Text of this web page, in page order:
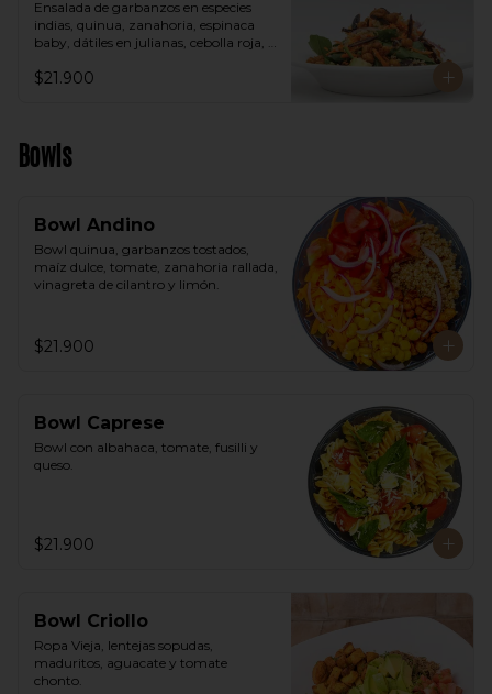
Ensalada de garbanzos en especies
indias, quinua, zanahoria, espinaca
baby, dátiles en julianas, cebolla roja,
$21.900
Bowls
Bowl Andino
Bowl quinua, garbanzos tostados,
maíz dulce, tomate, zanahoria rallada,
vinagreta de cilantro y limón.
$21.900
Bowl Caprese
Bowl con albahaca, tomate, fusilli y
queso.
$21.900
Bowl Criollo
Ropa Vieja, lentejas sopudas,
maduritos, aguacate y tomate
chonto.